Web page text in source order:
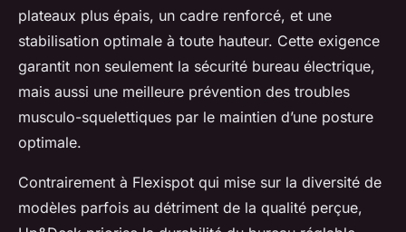
plateaux plus épais, un cadre renforcé, et une
stabilisation optimale à toute hauteur. Cette exigence
garantit non seulement la sécurité bureau électrique,
mais aussi une meilleure prévention des troubles
musculo-squelettiques par le maintien d’une posture
optimale.
Contrairement à Flexispot qui mise sur la diversité de
modèles parfois au détriment de la qualité perçue,